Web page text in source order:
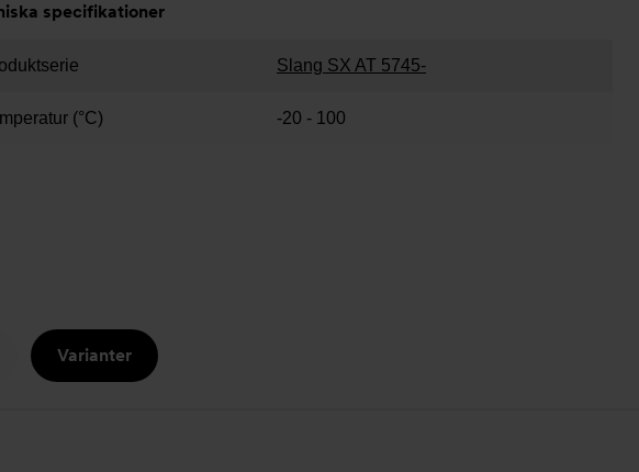
specifikationer
Slang SX AT 5745-
(°C) -20 - 100
Varianter